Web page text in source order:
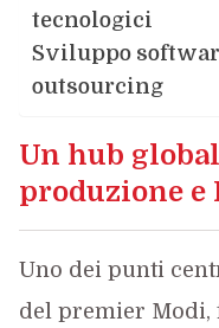
tecnologici
Sviluppo
outsourcing
Un hub
produzione e
Uno dei punti
del premier Modi,